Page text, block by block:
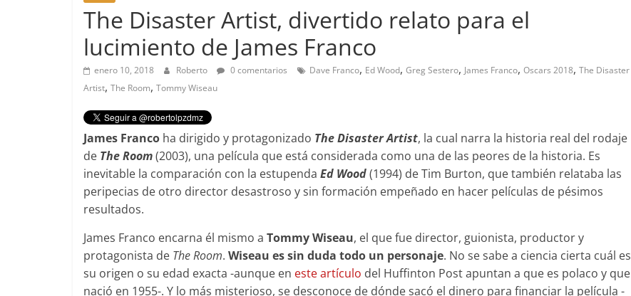
The Disaster Artist, divertido relato para el
lucimiento de James Franco
enero 10, 2018 Roberto 0 comentarios Dave Franco, Ed Wood, Greg Sestero, James Franco, Oscars 2018, The Disaster
Artist, The Room, Tommy Wiseau
James Franco ha dirigido y protagonizado The Disaster Artist, la cual narra la historia real del rodaje
de The Room(2003), una película que está considerada como una de las peores de la historia. Es
inevitable la comparación con la estupenda Ed Wood(1994) de Tim Burton, que también relataba las
peripecias de otro director desastroso y sin formación empeñado en hacer películas de pésimos
resultados.
James Franco encarna él mismo a Tommy Wiseau, el que fue director, guionista, productor y
protagonista de The Room. Wiseau es sin duda todo un personaje. No se sabe a ciencia cierta cuál es
su origen o su edad exacta -aunque en este artículo del Huffinton Post apuntan a que es polaco y que
nació en 1955-. Y lo más misterioso, se desconoce de dónde sacó el dinero para financiar la película -